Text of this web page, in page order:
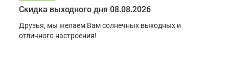
Скидка выходного дня 08.08.2026
Друзья, мы желаем Вам солнечных выходных и
отличного настроения!